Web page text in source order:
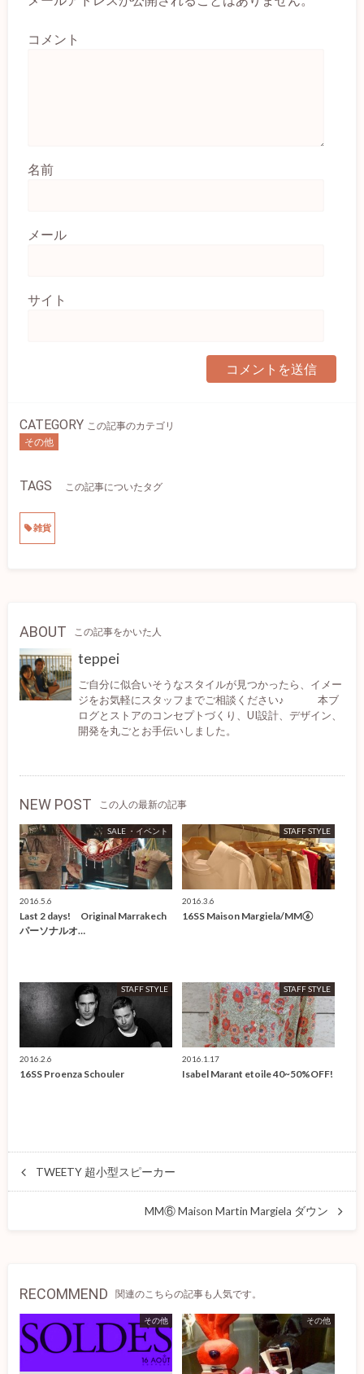
コメント
名前
メール
サイト
CATEGORY この記事のカテゴリ
その他
TAGS この記事についたタグ
雑貨
ABOUT この記事をかいた人
teppei
ご自分に似合いそうなスタイルが見つかったら、イメー
ジをお気軽にスタッフまでご相談ください♪ 本ブ
ログとストアのコンセプトづくり、UI設計、デザイン、
開発を丸ごとお手伝いしました。
NEW POST この人の最新の記事
SALE ・イベント
2016.5.6
Last 2 days! Original Marrakech
パーソナルオ…
STAFF STYLE
2016.3.6
16SS Maison Margiela/MM⑥
STAFF STYLE
2016.2.6
16SS Proenza Schouler
STAFF STYLE
2016.1.17
Isabel Marant etoile 40~50%OFF!
TWEETY 超小型スピーカー
MM⑥ Maison Martin Margiela ダウン
RECOMMEND 関連のこちらの記事も人気です。
その他 その他